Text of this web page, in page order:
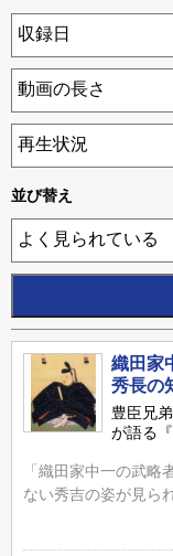
並び替え
織田家
秀長の
豊臣兄
が語る
「織田家中一の武
ない秀吉の姿が見ら